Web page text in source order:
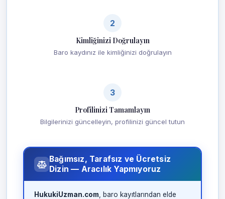
2
Kimliğinizi Doğrulayın
Baro kaydınız ile kimliğinizi doğrulayın
3
Profilinizi Tamamlayın
Bilgilerinizi güncelleyin, profilinizi güncel tutun
Bağımsız, Tarafsız ve Ücretsiz
Dizin — Aracılık Yapmıyoruz
HukukiUzman.com , baro kayıtlarından elde